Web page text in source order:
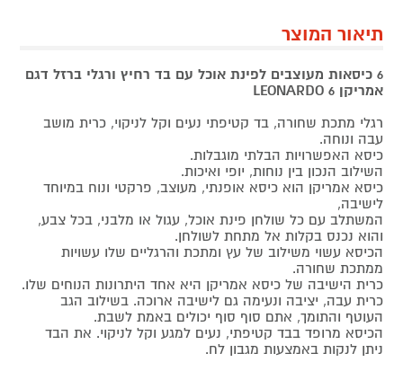
תיאור המוצר
6 כיסאות מעוצבים לפינת אוכל עם בד רחיץ ורגלי ברזל דגם
אמריקן 6 LEONARDO
רגלי מתכת שחורה, בד קטיפתי נעים וקל לניקוי, כרית מושב
עבה ונוחה.
כיסא האפשרויות הבלתי מוגבלות.
השילוב הנכון בין נוחות, יופי ואיכות.
כיסא אמריקן הוא כיסא אופנתי, מעוצב, פרקטי ונוח במיוחד
לישיבה,
המשתלב עם כל שולחן פינת אוכל, עגול או מלבני, בכל צבע,
והוא נכנס בקלות אל מתחת לשולחן.
הכיסא עשוי משילוב של עץ ומתכת והרגליים שלו עשויות
ממתכת שחורה.
כרית הישיבה של כיסא אמריקן היא אחד היתרונות הנוחים שלו.
כרית עבה, יציבה ונעימה גם לישיבה ארוכה. בשילוב הגב
העוטף והתומך, אתם סוף סוף יכולים באמת לשבת.
הכיסא מרופד בבד קטיפתי, נעים למגע וקל לניקוי. את הבד
ניתן לנקות באמצעות מגבון לח.